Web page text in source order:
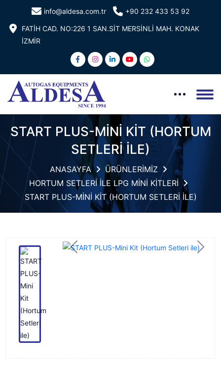
info@aldesa.com.tr +90 232 433 53 92
FATİH CAD. NO:226 1 SAN.SİT MERSİNLİ MAH. KONAK
İZMİR
START PLUS-MİNİ KİT (HORTUM
SETLERİ İLE)
ANASAYFA
ÜRÜNLERİMİZ
HORTUM SETLERİ İLE LPG MİNİ KİTLERİ
START PLUS-MİNİ KİT (HORTUM SETLERİ İLE)
Previous Next